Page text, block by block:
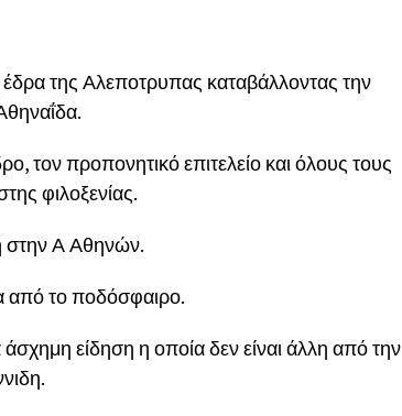
της Αλεποτρυπας καταβάλλοντας την
τον προπονητικό επιτελείο και όλους τους
φιλοξενίας.
στην Α Αθηνών.
από το ποδόσφαιρο.
είδηση η οποία δεν είναι άλλη από την